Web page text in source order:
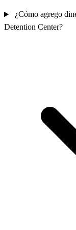
¿Cómo agrego
Detention Center?